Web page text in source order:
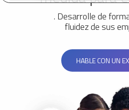
. Desarrolle de
fluidez de sus
HABLE CON UN